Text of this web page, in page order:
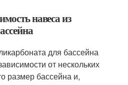
навеса из
для бассейна
от нескольких
размер бассейна и,